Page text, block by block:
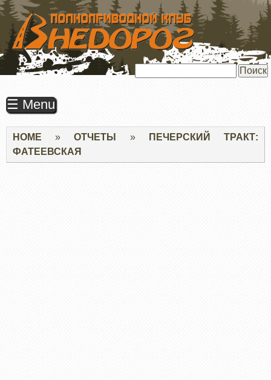
ПЕРЕЙТИ
ОСНОВНОМУ
СОДЕРЖАНИЮ
☰ Menu
Строка
навигации
HOME ОТЧЕТЫ
ПЕЧЕРСКИЙ ТРАКТ:
ФАТЕЕВСКАЯ